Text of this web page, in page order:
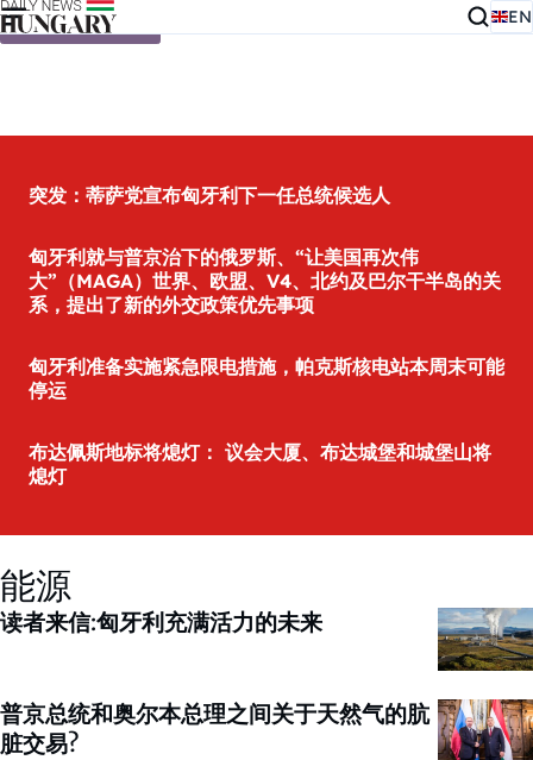
Skip to content EN
突发：蒂萨党宣布匈牙利下一任总统候选人
匈牙利就与普京治下的俄罗斯、“让美国再次伟
大”（MAGA）世界、欧盟、V4、北约及巴尔干半岛的关
系，提出了新的外交政策优先事项
匈牙利准备实施紧急限电措施，帕克斯核电站本周末可能
停运
布达佩斯地标将熄灯： 议会大厦、布达城堡和城堡山将
熄灯
能源
读者来信:匈牙利充满活力的未来
普京总统和奥尔本总理之间关于天然气的肮
脏交易?